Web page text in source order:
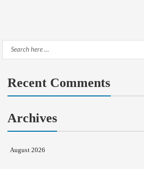
Search
Recent Comments
Archives
August 2026